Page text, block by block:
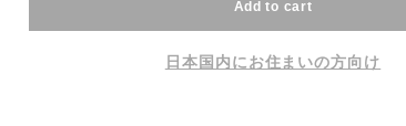
Add to cart
日本国内にお住まいの方向け